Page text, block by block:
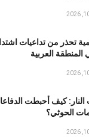
تحذر من تداعيات
المنطقة العربية
النار: كيف أحبطت
الحوثي؟